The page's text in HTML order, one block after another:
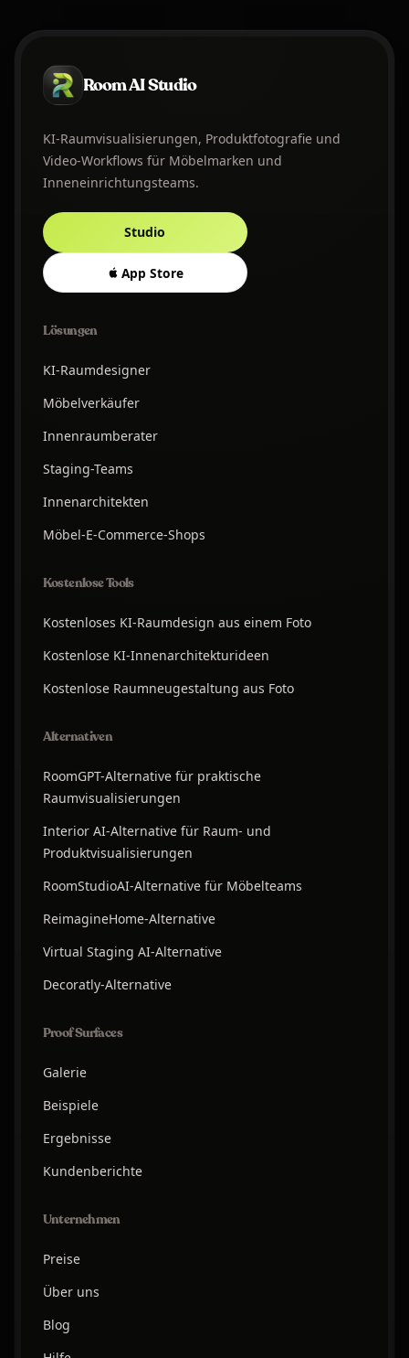
Room AI Studio
KI-Raumvisualisierungen, Produktfotografie und
Video-Workflows für Möbelmarken und
Inneneinrichtungsteams.
Studio
App Store
Lösungen
KI-Raumdesigner
Möbelverkäufer
Innenraumberater
Staging-Teams
Innenarchitekten
Möbel-E-Commerce-Shops
Kostenlose Tools
Kostenloses KI-Raumdesign aus einem Foto
Kostenlose KI-Innenarchitekturideen
Kostenlose Raumneugestaltung aus Foto
Alternativen
RoomGPT-Alternative für praktische
Raumvisualisierungen
Interior AI-Alternative für Raum- und
Produktvisualisierungen
RoomStudioAI-Alternative für Möbelteams
ReimagineHome-Alternative
Virtual Staging AI-Alternative
Decoratly-Alternative
Proof Surfaces
Galerie
Beispiele
Ergebnisse
Kundenberichte
Unternehmen
Preise
Über uns
Blog